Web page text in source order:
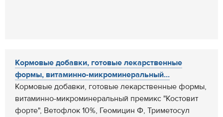
Кормовые добавки, готовые лекарственные
формы, витаминно-микроминеральный...
Кормовые добавки, готовые лекарственные формы,
витаминно-микроминеральный премикс "Костовит
форте", Ветофлок 10%, Геомицин Ф, Триметосул